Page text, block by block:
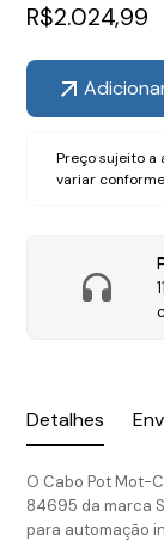
Detalhes
O Cabo Pot Mot-
84695 da marca
para automação
R$2.024,99
Preço sujeito a
variar